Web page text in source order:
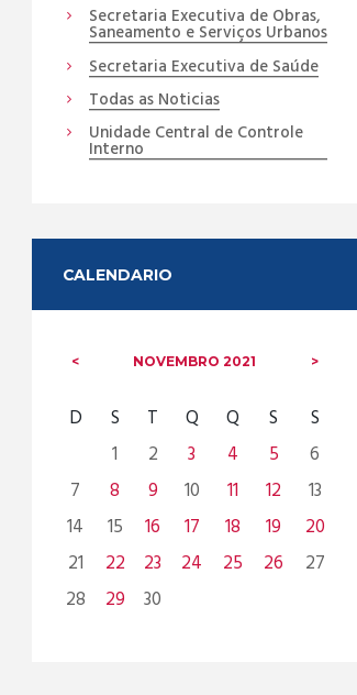
Secretaria Executiva de Obras,
Saneamento e Serviços Urbanos
Secretaria Executiva de Saúde
Todas as Noticias
Unidade Central de Controle
Interno
CALENDARIO
NOVEMBRO2021
D S T Q Q S
S
1
2 3 4 5
6
7
8 9 10 11 12
13
14
15 16 17 18 19
20
21
22 23 24 25 26
27
28
29 30